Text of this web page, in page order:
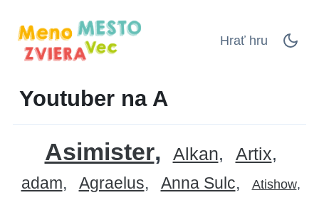
Hrať hru
Youtuber na A
Asimister Alkan Artix
adam Agraelus Anna Sulc Atishow